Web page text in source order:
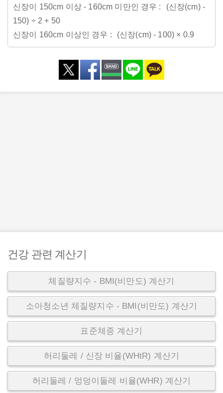
신장이 150cm 이상 - 160cm 미만인 경우
(신장(cm) -
150) ÷ 2 + 50
신장이 160cm 이상인 경우
(신장(cm) - 100) × 0.9
건강 관련 계산기
체질량지수 - BMI(비만도) 계산기
소아청소년 체질량지수 - BMI(비만도) 계산기
표준체중 계산기
허리둘레 / 신장 비율(WHtR) 계산기
허리둘레 / 엉덩이둘레 비율(WHR) 계산기